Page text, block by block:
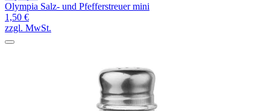
Olympia Salz- und Pfefferstreuer mini
1,50 €
zzgl. MwSt.